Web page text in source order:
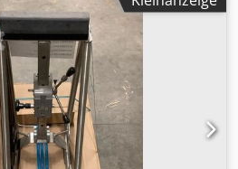
Schiff oder Flugzeug) inklusive